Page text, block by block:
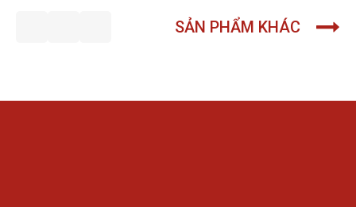
SẢN PHẨM KHÁC